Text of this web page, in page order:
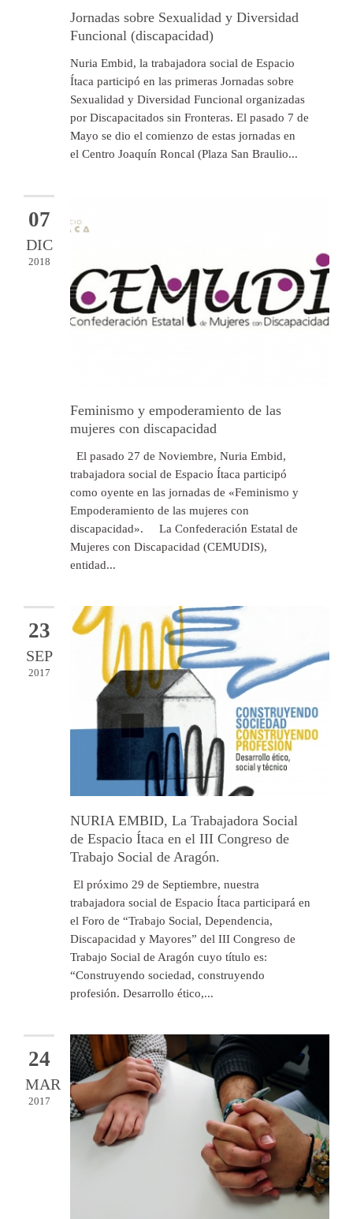
Jornadas sobre Sexualidad y Diversidad
Funcional (discapacidad)
Nuria Embid, la trabajadora social de Espacio
Ítaca participó en las primeras Jornadas sobre
Sexualidad y Diversidad Funcional organizadas
por Discapacitados sin Fronteras. El pasado 7 de
Mayo se dio el comienzo de estas jornadas en
el Centro Joaquín Roncal (Plaza San Braulio...
07
DIC
2018
Feminismo y empoderamiento de las
mujeres con discapacidad
El pasado 27 de Noviembre, Nuria Embid,
trabajadora social de Espacio Ítaca participó
como oyente en las jornadas de «Feminismo y
Empoderamiento de las mujeres con
discapacidad». La Confederación Estatal de
Mujeres con Discapacidad (CEMUDIS),
entidad...
23
SEP
2017
NURIA EMBID, La Trabajadora Social
de Espacio Ítaca en el III Congreso de
Trabajo Social de Aragón.
El próximo 29 de Septiembre, nuestra
trabajadora social de Espacio Ítaca participará en
el Foro de “Trabajo Social, Dependencia,
Discapacidad y Mayores” del III Congreso de
Trabajo Social de Aragón cuyo título es:
“Construyendo sociedad, construyendo
profesión. Desarrollo ético,...
24
MAR
2017